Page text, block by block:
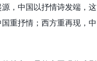
，中国以抒情诗发端，这
重抒情；西方重再现，中